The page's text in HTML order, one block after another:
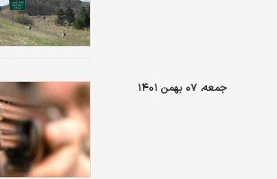
جمعه، ۰۷ بهمن ۱۴۰۱